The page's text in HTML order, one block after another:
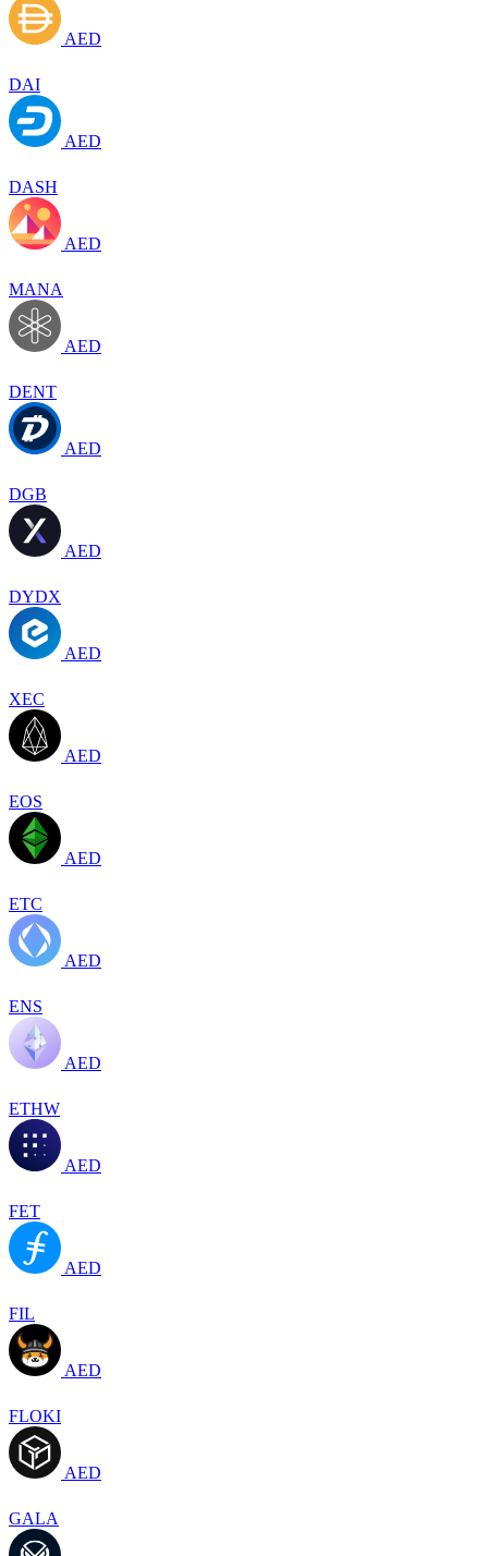
AED
DAI
AED
DASH
AED
MANA
AED
DENT
AED
DGB
AED
DYDX
AED
XEC
AED
EOS
AED
ETC
AED
ENS
AED
ETHW
AED
FET
AED
FIL
AED
FLOKI
AED
GALA